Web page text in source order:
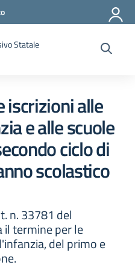
Statale
iscrizioni alle
e alle scuole
ciclo di
scolastico
n. 33781 del
il termine per le
del primo e